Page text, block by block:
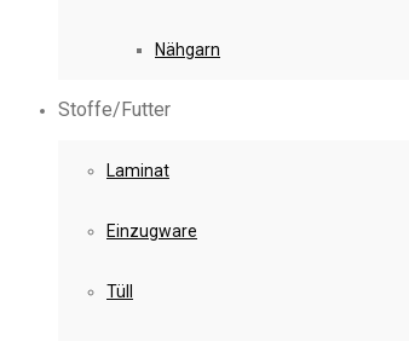
Nähgarn
Stoffe/Futter
Laminat
Einzugware
Tüll